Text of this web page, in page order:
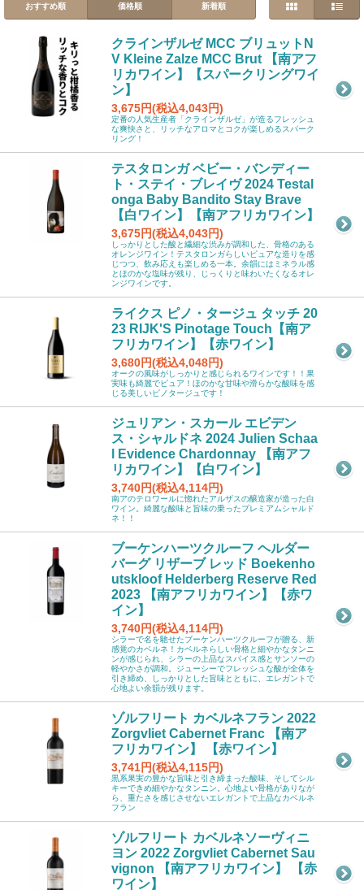
おすすめ順 価格順 新着順
クラインザルゼ MCC ブリュットN
V Kleine Zalze MCC Brut 【南アフ
リカワイン】【スパークリングワイ
ン】
3,675円(税込4,043円)
定番の人気生産者「クラインザルゼ」が造るフレッシュ
な爽快さと、リッチなアロマとコクが楽しめるスパーク
リング！
テスタロンガ ベビー・バンディー
ト・ステイ・ブレイヴ 2024 Testal
onga Baby Bandito Stay Brave
【白ワイン】【南アフリカワイン】
3,675円(税込4,043円)
しっかりとした酸と繊細な渋みが調和した、骨格のある
オレンジワイン！テスタロンガらしいピュアな造りを感
じつつ、飲み応えも楽しめる一本。余韻にはミネラル感
とほのかな塩味が残り、じっくりと味わいたくなるオレ
ンジワインです。
ライクス ピノ・タージュ タッチ 20
23 RIJK'S Pinotage Touch【南ア
フリカワイン】【赤ワイン】
3,680円(税込4,048円)
オークの風味がしっかりと感じられるワインです！！果
実味も綺麗でピュア！ほのかな甘味や滑らかな酸味を感
じる美しいピノタージュです！
ジュリアン・スカール エビデン
ス・シャルドネ 2024 Julien Schaa
l Evidence Chardonnay 【南アフ
リカワイン】【白ワイン】
3,740円(税込4,114円)
南アのテロワールに惚れたアルザスの醸造家が造った白
ワイン。綺麗な酸味と旨味の乗ったプレミアムシャルド
ネ！！
ブーケンハーツクルーフ ヘルダー
バーグ リザーブ レッド Boekenho
utskloof Helderberg Reserve Red
2023 【南アフリカワイン】【赤ワ
イン】
3,740円(税込4,114円)
シラーで名を馳せたブーケンハーツクルーフが贈る、新
感覚のカベルネ！カベルネらしい骨格と細やかなタンニ
ンが感じられ、シラーの上品なスパイス感とサンソーの
軽やかさが調和。ジューシーでフレッシュな酸が全体を
引き締め、しっかりとした旨味とともに、エレガントで
心地よい余韻が残ります。
ゾルフリート カベルネフラン 2022
Zorgvliet Cabernet Franc 【南ア
フリカワイン】 【赤ワイン】
3,741円(税込4,115円)
黒系果実の豊かな旨味と引き締まった酸味、そしてシル
キーできめ細やかなタンニン。心地よい骨格がありなが
ら、重たさを感じさせないエレガントで上品なカベルネ
フラン
ゾルフリート カベルネソーヴィニ
ヨン 2022 Zorgvliet Cabernet Sau
vignon 【南アフリカワイン】 【赤
ワイン】